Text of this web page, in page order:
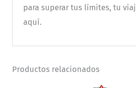
para superar tus límites, tu
aquí.
Productos relacionados